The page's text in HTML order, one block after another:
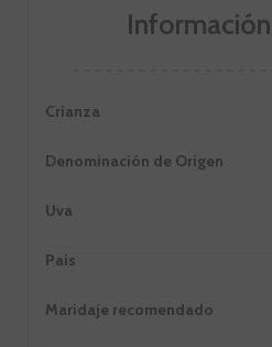
Crianza
Denominación de Origen
Uva
Pais
Maridaje recomendado